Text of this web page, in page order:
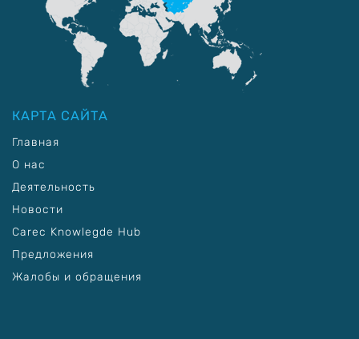
КАРТА САЙТА
Главная
О нас
Деятельность
Новости
Carec Knowlegde Hub
Предложения
Жалобы и обращения